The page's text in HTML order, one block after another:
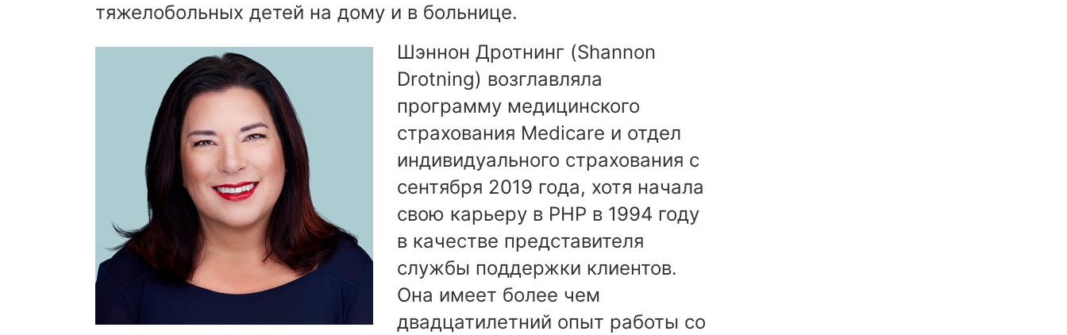
тяжелобольных детей на дому и в больнице.
Шэннон Дротнинг (Shannon
Drotning) возглавляла
программу медицинского
страхования Medicare и отдел
индивидуального страхования с
сентября 2019 года, хотя начала
свою карьеру в PHP в 1994 году
в качестве представителя
службы поддержки клиентов.
Она имеет более чем
двадцатилетний опыт работы со